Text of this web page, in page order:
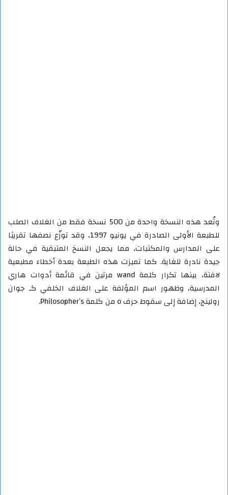
وتُعد هذه النسخة واحدة من 500 نسخة فقط من الغلاف الصلب
للطبعة الأولى الصادرة في يونيو 1997، وقد توزّع نصفها تقريبًا
على المدارس والمكتبات، مما يجعل النسخ المتبقية في حالة
جيدة نادرة للغاية. كما تميزت هذه الطبعة بعدة أخطاء مطبعية
لافتة، بينها تكرار كلمة wand مرتين في قائمة أدوات هاري
المدرسية، وظهور اسم المؤلفة على الغلاف الخلفي كـ جوان
رولينج، إضافة إلى سقوط حرف o من كلمة Philosopher’s.